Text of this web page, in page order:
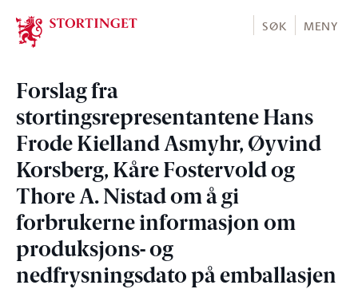
Stortinget.no
SØK MENY
Forslag fra
stortingsrepresentantene Hans
Frode Kielland Asmyhr, Øyvind
Korsberg, Kåre Fostervold og
Thore A. Nistad om å gi
forbrukerne informasjon om
produksjons- og
nedfrysningsdato på emballasjen